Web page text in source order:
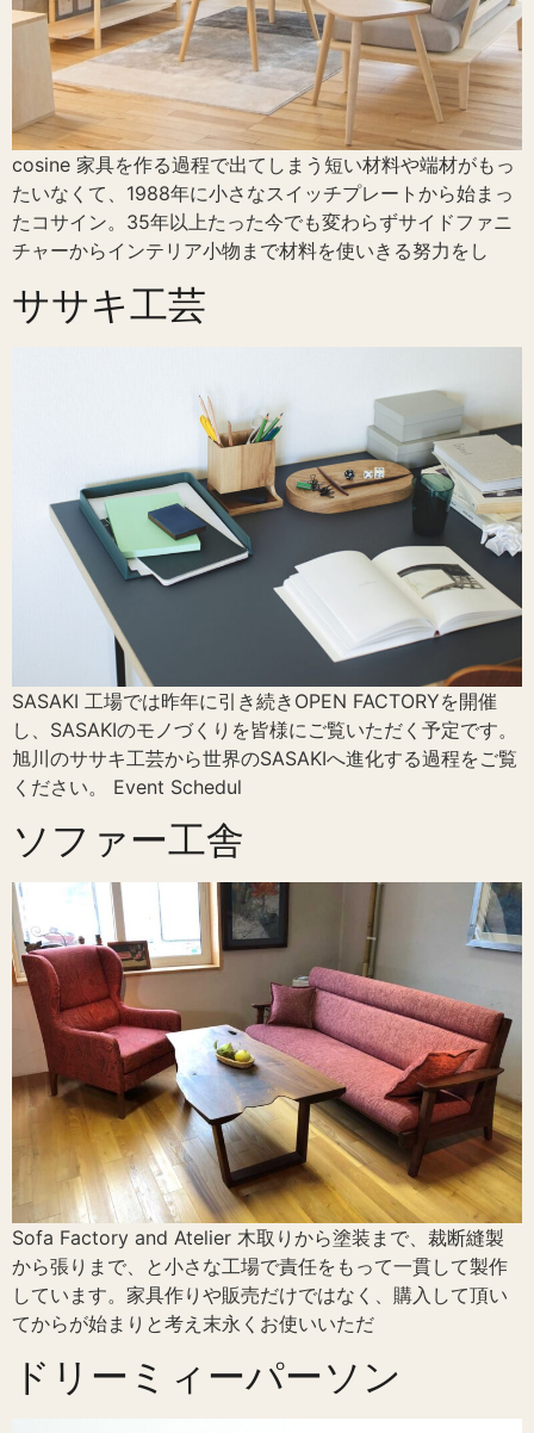
cosine 家具を作る過程で出てしまう短い材料や端材がもっ
たいなくて、1988年に小さなスイッチプレートから始まっ
たコサイン。35年以上たった今でも変わらずサイドファニ
チャーからインテリア小物まで材料を使いきる努力をし
ササキ工芸
SASAKI 工場では昨年に引き続きOPEN FACTORYを開催
し、SASAKIのモノづくりを皆様にご覧いただく予定です。
旭川のササキ工芸から世界のSASAKIへ進化する過程をご覧
ください。 Event Schedul
ソファー工舎
Sofa Factory and Atelier 木取りから塗装まで、裁断縫製
から張りまで、と小さな工場で責任をもって一貫して製作
しています。家具作りや販売だけではなく、購入して頂い
てからが始まりと考え末永くお使いいただ
ドリーミィーパーソン